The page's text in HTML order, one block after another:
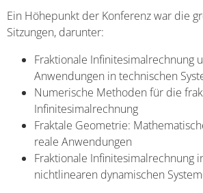
Ein Höhepunkt der Konferenz war die
Sitzungen, darunter:
Fraktionale Infinitesimalrechnung
Anwendungen in technischen
Numerische Methoden für die
Infinitesimalrechnung
Fraktale Geometrie:
reale Anwendungen
Fraktionale Infinitesimalrechnung
nichtlinearen dynamischen